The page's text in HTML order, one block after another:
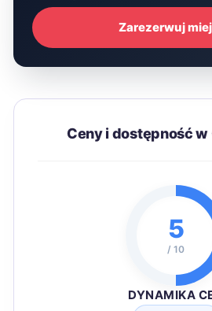
Zarezerwuj
Ceny i dostępność
5
/ 10
DYNAMIKA